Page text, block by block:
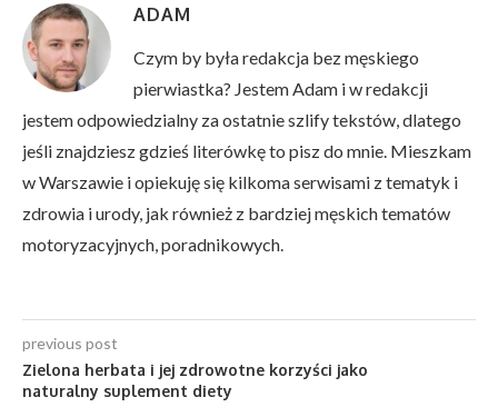
ADAM
Czym by była redakcja bez męskiego
pierwiastka? Jestem Adam i w redakcji
jestem odpowiedzialny za ostatnie szlify tekstów, dlatego
jeśli znajdziesz gdzieś literówkę to pisz do mnie. Mieszkam
w Warszawie i opiekuję się kilkoma serwisami z tematyk i
zdrowia i urody, jak również z bardziej męskich tematów
motoryzacyjnych, poradnikowych.
previous post
Zielona herbata i jej zdrowotne korzyści jako
naturalny suplement diety